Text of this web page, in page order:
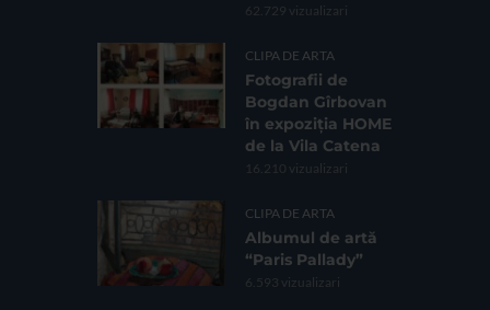
62.729 vizualizari
CLIPA DE ARTA
Fotografii de
Bogdan Gîrbovan
în expoziția HOME
de la Vila Catena
16.210 vizualizari
CLIPA DE ARTA
Albumul de artă
“Paris Pallady”
6.593 vizualizari